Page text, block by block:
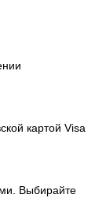
картой Visa
Выбирайте